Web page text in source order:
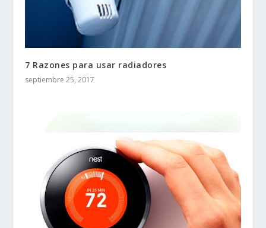
7 Razones para usar radiadores
septiembre 25, 2017